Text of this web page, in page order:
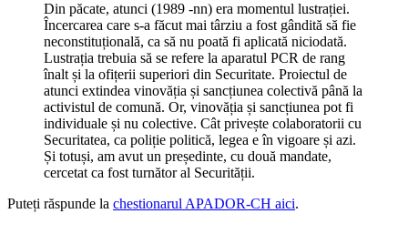
Din păcate, atunci (1989 -nn) era momentul lustrației.
Încercarea care s-a făcut mai târziu a fost gândită să fie
neconstituțională, ca să nu poată fi aplicată niciodată.
Lustrația trebuia să se refere la aparatul PCR de rang
înalt și la ofițerii superiori din Securitate. Proiectul de
atunci extindea vinovăția și sancțiunea colectivă până la
activistul de comună. Or, vinovăția și sancțiunea pot fi
individuale și nu colective. Cât privește colaboratorii cu
Securitatea, ca poliție politică, legea e în vigoare și azi.
Și totuși, am avut un președinte, cu două mandate,
cercetat ca fost turnător al Securității.
Puteți răspunde la chestionarul APADOR-CH aici.